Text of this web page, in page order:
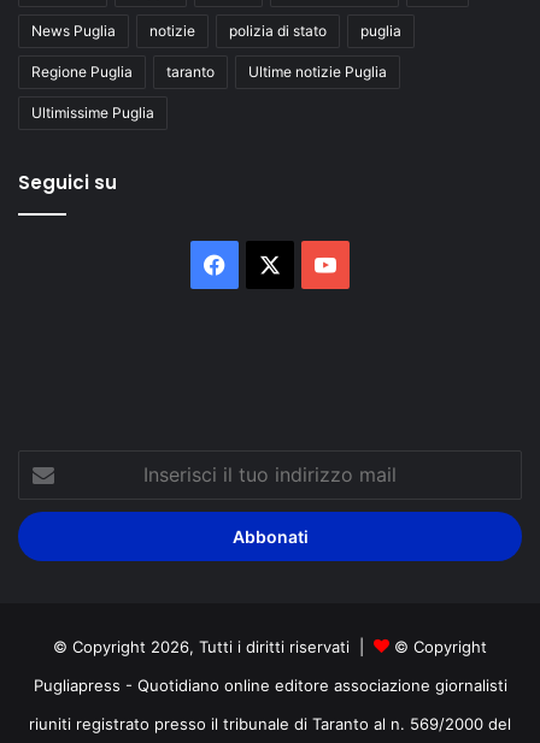
News Puglia notizie polizia di stato puglia
Regione Puglia taranto Ultime notizie Puglia
Ultimissime Puglia
Seguici su
Facebook
tuo
indirizzo
mail
© Copyright 2026, Tutti i diritti riservati |
© Copyright
Pugliapress - Quotidiano online editore associazione giornalisti
riuniti registrato presso il tribunale di Taranto al n. 569/2000 del